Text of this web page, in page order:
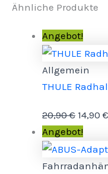
Ähnliche Produkte
Angebot!
Allgemein
THULE
20,90€ 14,90 €
Angebot!